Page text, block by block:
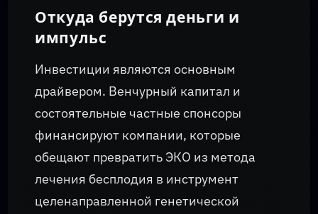
Откуда берутся деньги и
импульс
Инвестиции являются основным
драйвером. Венчурный капитал и
состоятельные частные спонсоры
финансируют компании, которые
обещают превратить ЭКО из метода
лечения бесплодия в инструмент
целенаправленной генетической